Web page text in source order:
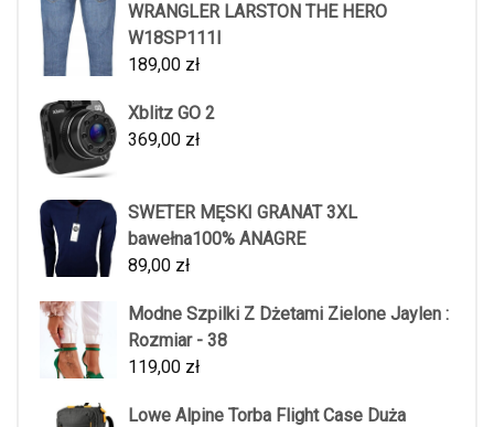
WRANGLER LARSTON THE HERO
W18SP111I
189,00 zł
Xblitz GO 2
369,00 zł
SWETER MĘSKI GRANAT 3XL
bawełna100% ANAGRE
89,00 zł
Modne Szpilki Z Dżetami Zielone Jaylen :
Rozmiar - 38
119,00 zł
Lowe Alpine Torba Flight Case Duża